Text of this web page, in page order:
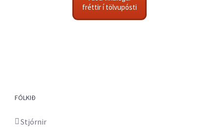
fréttir í tölvupósti
FÓLKIÐ
Stjórnir